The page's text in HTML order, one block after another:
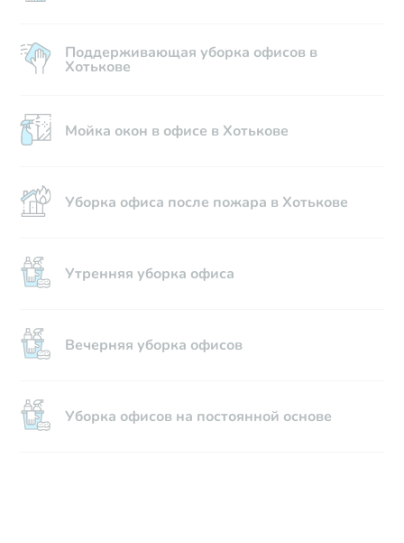
Поддерживающая уборка офисов в
Хотькове
Мойка окон в офисе в Хотькове
Уборка офиса после пожара в Хотькове
Утренняя уборка офиса
Вечерняя уборка офисов
Уборка офисов на постоянной основе